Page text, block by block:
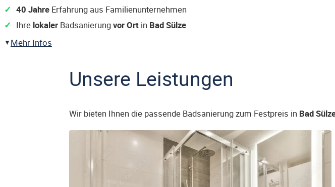
40 Jahre Erfahrung aus Familienunternehmen
Ihre lokaler Badsanierungvor Ort in Bad Sülze
Mehr Infos
Unsere Leistungen
Wir bieten Ihnen die passende Badsanierung zum Festpreis in Bad